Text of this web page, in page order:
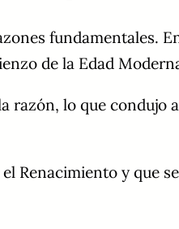
fundamentales.
de la Edad
lo que condujo
Renacimiento y que